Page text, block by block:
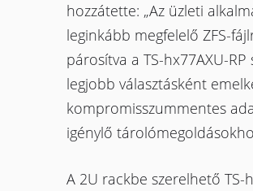
hozzátette: „Az üzleti
leginkább megfelelő ZFS-
párosítva a TS-hx77AXU-RP
legjobb választásként
kompromisszummentes
igénylő
A 2U rackbe szerelhető TS-